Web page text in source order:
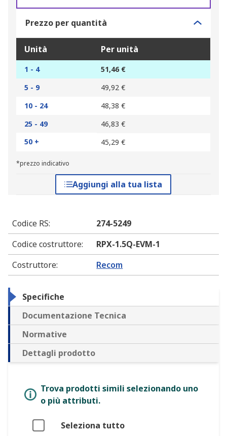
Prezzo per quantità
Unità Per unità
1 - 4
51,46 €
5 - 9
49,92 €
10 - 24
48,38 €
25 - 49
46,83 €
50 +
45,29 €
*prezzo indicativo
Aggiungi alla tua lista
Codice RS:
274-5249
Codice costruttore:
RPX-1.5Q-EVM-1
Costruttore: Recom
Specifiche
Documentazione Tecnica
Normative
Dettagli prodotto
Trova prodotti simili selezionando uno
o più attributi.
Seleziona tutto